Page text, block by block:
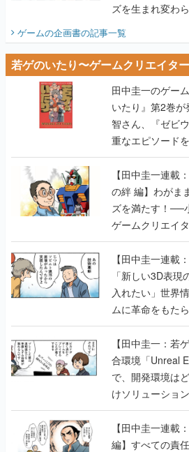
ズを生まれ変わ
ゲームの企画書の記事一覧
若ゲのいたり〜ゲームクリエイタ
田中圭一のゲー
いたり』第2巻
智さん、『ゼビ
重なエピソード
【田中圭一連載：
の絆 編】わがま
ズを満たす！──
ゲームクリエイ
【若ゲのいたり
【田中圭一連載
「新しい3D表
入れたい」世界
ムに革命をもた
のいたり】
【田中圭一：若
合環境「Unreal
で、開発環境は
けソリューショ
に行って、より
【田中圭一連載
編】すべての責